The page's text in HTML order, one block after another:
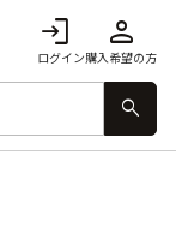
login
ログイン
person
購入希望の方
search